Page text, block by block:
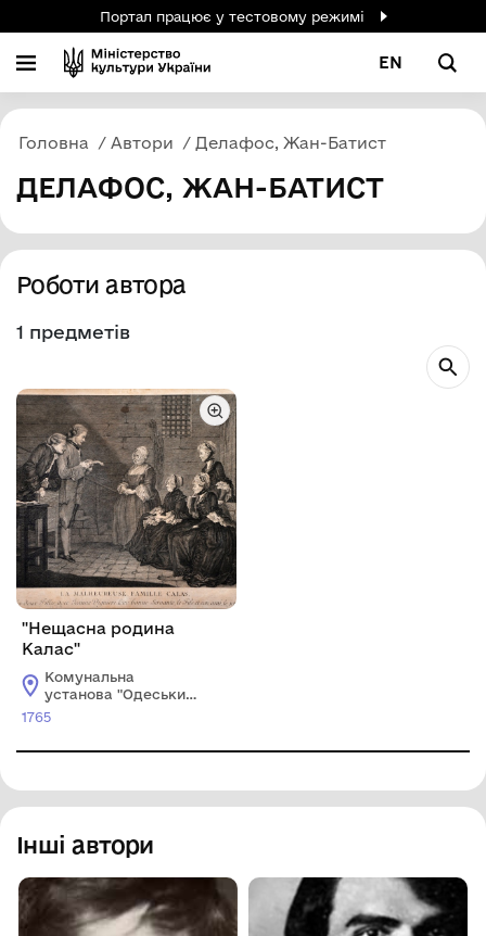
Портал працює у тестовому режимі
EN
Головна Автори Делафос, Жан-Батист
ДЕЛАФОС, ЖАН-БАТИСТ
Роботи автора
1 предметів
"Нещасна родина
Калас"
Комунальна
установа "Одеський
музей західного і
1765
Інші автори